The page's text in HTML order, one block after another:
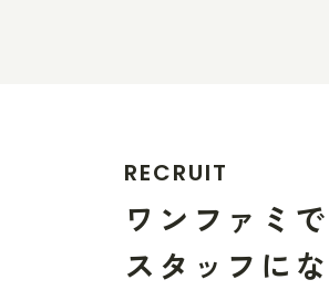
RECRUIT
ワ ン フ ァ ミ で
ス タ ッ フ に な